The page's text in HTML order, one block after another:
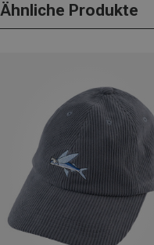
Ähnliche Produkte